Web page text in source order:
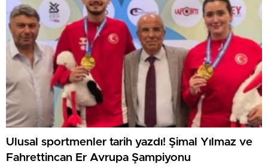
Ulusal sportmenler tarih yazdı! Şimal Yılmaz ve
Fahrettincan Er Avrupa Şampiyonu